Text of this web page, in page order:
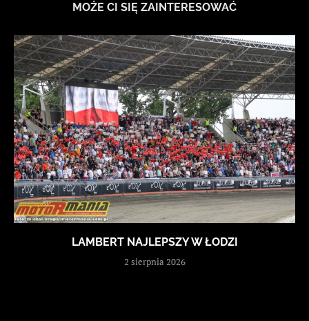
MOŻE CI SIĘ ZAINTERESOWAĆ
LAMBERT NAJLEPSZY W ŁODZI
2 sierpnia 2026